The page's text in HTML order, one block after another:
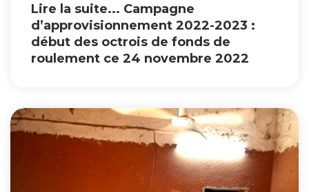
Lire la suite... Campagne
d’approvisionnement 2022-2023 :
début des octrois de fonds de
roulement ce 24 novembre 2022